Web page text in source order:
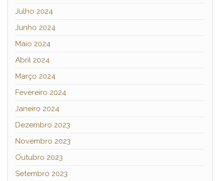
Julho 2024
Junho 2024
Maio 2024
Abril 2024
Março 2024
Fevereiro 2024
Janeiro 2024
Dezembro 2023
Novembro 2023
Outubro 2023
Setembro 2023